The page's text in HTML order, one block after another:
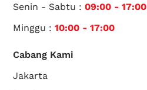
Senin - Sabtu :09:00 - 17:00
Minggu :10:00 - 17:00
Cabang Kami
Jakarta